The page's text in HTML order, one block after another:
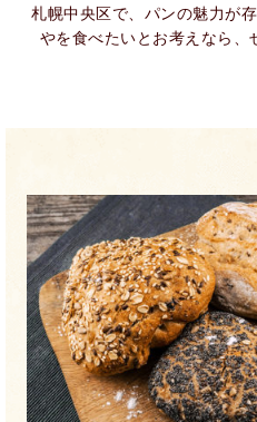
札幌中央区で、パンの魅力が
やを食べたいとお考えなら、